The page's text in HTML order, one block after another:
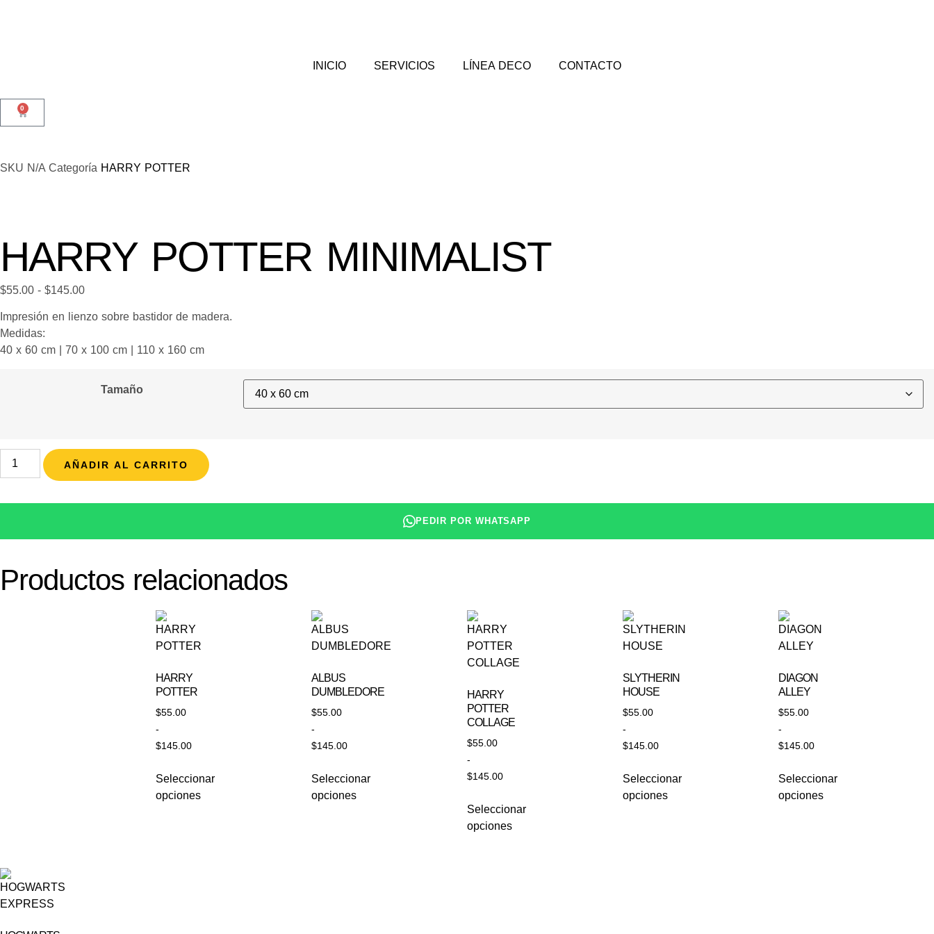
INICIO SERVICIOS LÍNEA DECO CONTACTO
0
SKU N/A Categoría HARRY POTTER
HARRY POTTER MINIMALIST
$55.00 - $145.00
Impresión en lienzo sobre bastidor de madera.
Medidas:
40 x 60 cm | 70 x 100 cm | 110 x 160 cm
Tamaño
AÑADIR AL CARRITO
PEDIR POR WHATSAPP
Productos relacionados
HARRY
POTTER
$55.00
-
$145.00
Seleccionar
opciones
ALBUS
DUMBLEDORE
$55.00
-
$145.00
Seleccionar
opciones
HARRY
POTTER
COLLAGE
$55.00
-
$145.00
Seleccionar
opciones
SLYTHERIN
HOUSE
$55.00
-
$145.00
Seleccionar
opciones
DIAGON
ALLEY
$55.00
-
$145.00
Seleccionar
opciones